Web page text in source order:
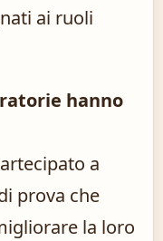
ai ruoli
hanno
a
prova che
la loro